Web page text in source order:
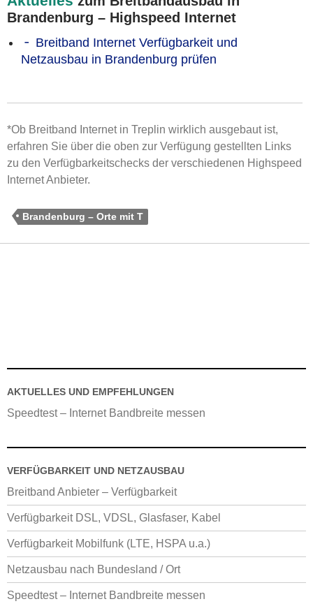
Brandenburg – Highspeed Internet
Breitband Internet Verfügbarkeit und
Netzausbau in Brandenburg prüfen
*Ob Breitband Internet in Treplin wirklich ausgebaut ist,
erfahren Sie über die oben zur Verfügung gestellten Links
zu den Verfügbarkeitschecks der verschiedenen Highspeed
Internet Anbieter.
Brandenburg – Orte mit T
AKTUELLES UND EMPFEHLUNGEN
Speedtest – Internet Bandbreite messen
VERFÜGBARKEIT UND NETZAUSBAU
Breitband Anbieter – Verfügbarkeit
Verfügbarkeit DSL, VDSL, Glasfaser, Kabel
Verfügbarkeit Mobilfunk (LTE, HSPA u.a.)
Netzausbau nach Bundesland / Ort
Speedtest – Internet Bandbreite messen